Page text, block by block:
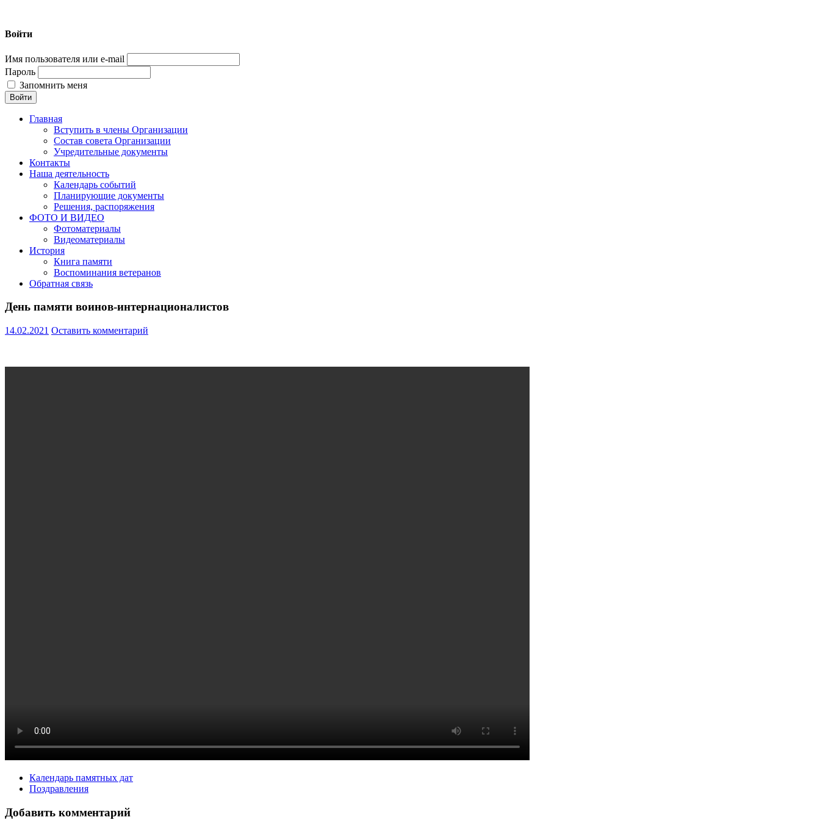
Нижегородская городская общественная организация ветеранов Пограничной Службы «Пограничное братство»
Войти
Имя пользователя или e-mail
Пароль
Запомнить меня
Главная
Вступить в члены Организации
Состав совета Организации
Учредительные документы
Контакты
Наша деятельность
Календарь событий
Планирующие документы
Решения, распоряжения
ФОТО И ВИДЕО
Фотоматериалы
Видеоматериалы
История
Книга памяти
Воспоминания ветеранов
Обратная связь
День памяти воинов-интернационалистов
14.02.2021 Оставить комментарий
Календарь памятных дат
Поздравления
Добавить комментарий